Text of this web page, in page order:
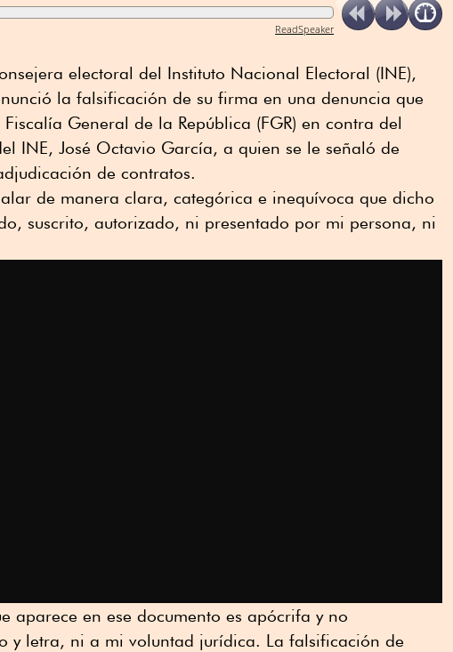
ReadSpeaker
electoral del Instituto Nacional Electoral (INE),
la falsificación de su firma en una denuncia que
General de la República (FGR) en contra del
INE, José Octavio García, a quien se le señaló de
de contratos.
de manera clara, categórica e inequívoca que dicho
suscrito, autorizado, ni presentado por mi persona, ni
aparece en ese documento es apócrifa y no
y letra, ni a mi voluntad jurídica. La falsificación de